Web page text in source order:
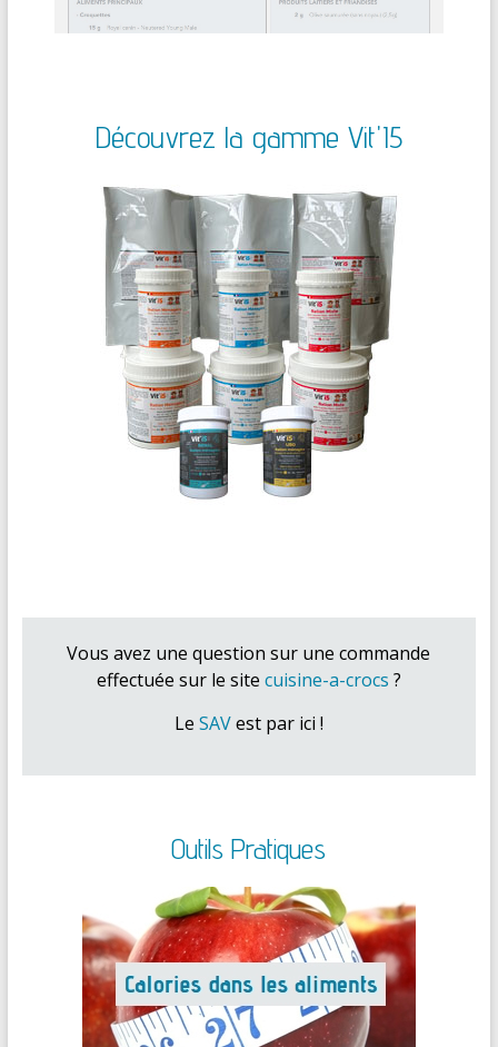
Découvrez la gamme Vit'I5
Vous avez une question sur une commande
effectuée sur le site cuisine-a-crocs ?
Le SAVest par ici !
Outils Pratiques